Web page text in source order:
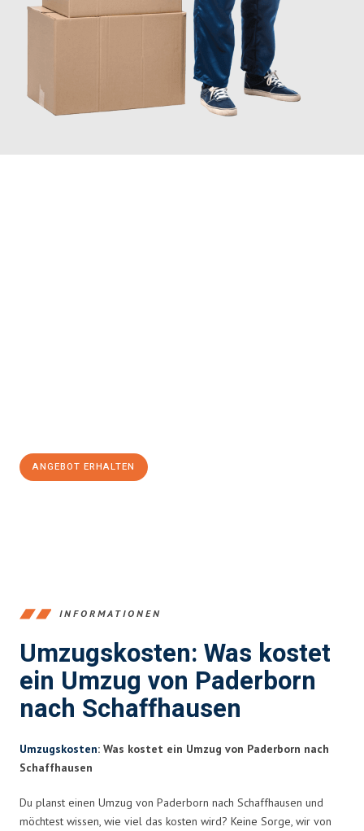
ANGEBOT ERHALTEN
INFORMATIONEN
Umzugskosten: Was kostet
ein Umzug von Paderborn
nach Schaffhausen
Umzugskosten: Was kostet ein Umzug von Paderborn nach
Schaffhausen
Du planst einen Umzug von Paderborn nach Schaffhausen und
möchtest wissen, wie viel das kosten wird? Keine Sorge, wir von